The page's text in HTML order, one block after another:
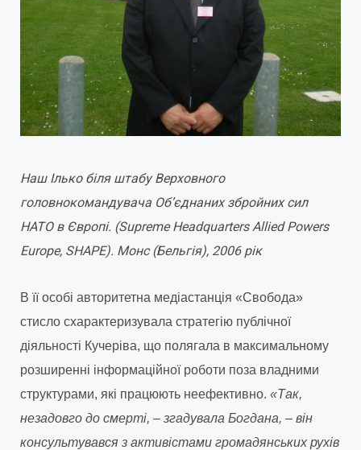
Наш Ілько біля штабу Верховного
головнокомандувача Об’єднаних збройних сил
НАТО в Європі. (Supreme Headquarters Allied Powers
Europe, SHAPE). Монс (Бельгія), 2006 рік
В її особі авторитетна медіастанція «Свобода»
стисло схарактеризувала стратегію публічної
діяльності Кучеріва, що полягала в максимальному
розширенні інформаційної роботи поза владними
структурами, які працюють неефективно. «Так,
незадовго до смерті, – згадувала Богдана, – він
консультувався з активістами громадянських рухів